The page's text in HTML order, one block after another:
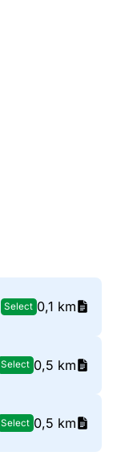
Select 0,1 km
Select 0,5 km
Select 0,5 km